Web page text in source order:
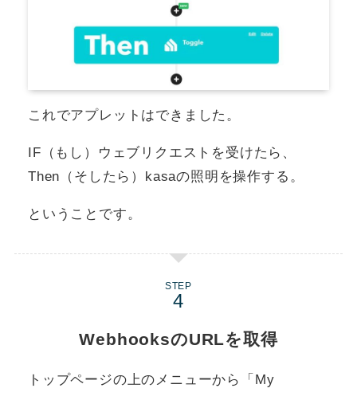
これでアプレットはできました。
IF（もし）ウェブリクエストを受けたら、
Then（そしたら）kasaの照明を操作する。
ということです。
STEP
WebhooksのURLを取得
トップページの上のメニューから「My